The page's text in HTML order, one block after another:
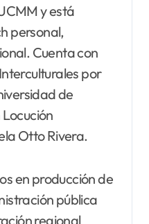
y está
personal,
Cuenta con
por
de
Otto Rivera.
en producción de
pública
regional